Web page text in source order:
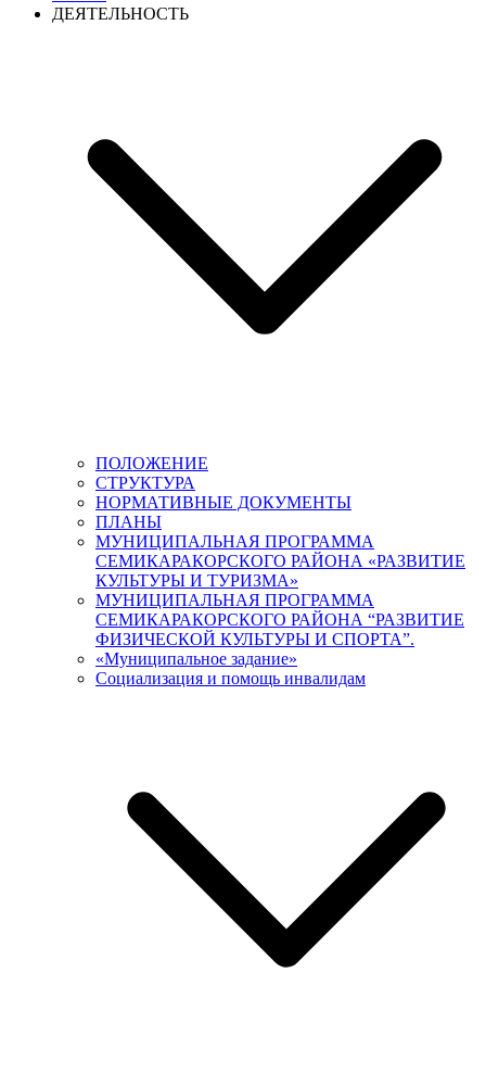
ДЕЯТЕЛЬНОСТЬ
ПОЛОЖЕНИЕ
СТРУКТУРА
НОРМАТИВНЫЕ ДОКУМЕНТЫ
ПЛАНЫ
МУНИЦИПАЛЬНАЯ ПРОГРАММА
СЕМИКАРАКОРСКОГО РАЙОНА «РАЗВИТИЕ
КУЛЬТУРЫ И ТУРИЗМА»
МУНИЦИПАЛЬНАЯ ПРОГРАММА
СЕМИКАРАКОРСКОГО РАЙОНА “РАЗВИТИЕ
ФИЗИЧЕСКОЙ КУЛЬТУРЫ И СПОРТА”.
«Муниципальное задание»
Социализация и помощь инвалидам